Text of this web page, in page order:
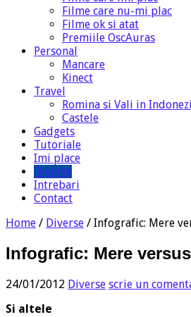
Filme care nu-mi plac
Filme ok si atat
Premiile OscAuras
Personal
Mancare
Kinect
Travel
Romina si Vali in
Castele
Gadgets
Tutoriale
Imi place
Diverse
Intrebari
Contact
Home / Diverse / Infografic: Mere
Infografic: Mere
24/01/2012 Diverse scrie un
Si altele